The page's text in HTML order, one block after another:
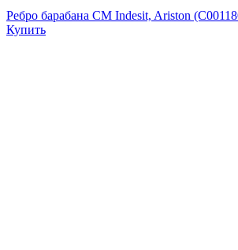
Ребро барабана СМ Indesit, Ariston
Купить